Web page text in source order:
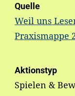
Quelle
Weil uns
Praxismappe
Aktionstyp
Spielen &